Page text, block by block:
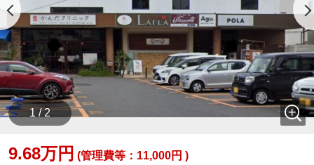
1 / 2
9.68万円 (管理費等：11,000円 )